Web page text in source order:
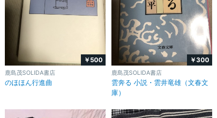
￥500
鹿島茂SOLIDA書店
のほほん行進曲
￥300
鹿島茂SOLIDA書店
雲奔る 小説・雲井竜雄（文春文
庫）